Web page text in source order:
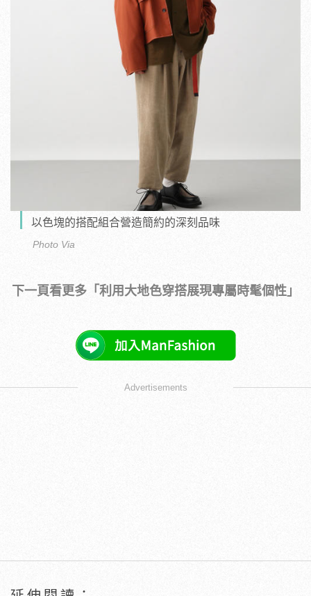
以色塊的搭配組合營造簡約的深刻品味
Photo Via
下一頁看更多「利用大地色穿搭展現專屬時髦個性」
Advertisements